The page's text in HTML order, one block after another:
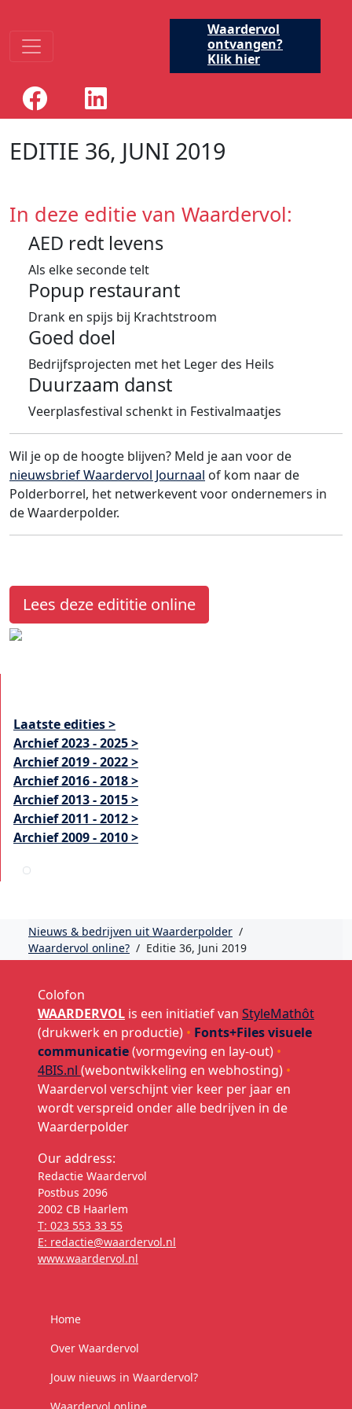
Waardervol
ontvangen?
Klik hier
EDITIE 36, JUNI 2019
In deze editie van Waardervol:
AED redt levens
Als elke seconde telt
Popup restaurant
Drank en spijs bij Krachtstroom
Goed doel
Bedrijfsprojecten met het Leger des Heils
Duurzaam danst
Veerplasfestival schenkt in Festivalmaatjes
Wil je op de hoogte blijven? Meld je aan voor de
nieuwsbrief Waardervol Journaal of kom naar de
Polderborrel, het netwerkevent voor ondernemers in
de Waarderpolder.
Lees deze edititie online
Laatste edities >
Archief 2023 - 2025 >
Archief 2019 - 2022 >
Archief 2016 - 2018 >
Archief 2013 - 2015 >
Archief 2011 - 2012 >
Archief 2009 - 2010 >
Nieuws & bedrijven uit Waarderpolder /
Waardervol online? / Editie 36, Juni 2019
Colofon
WAARDERVOL is een initiatief van StyleMathôt
(drukwerk en productie) • Fonts+Files visuele
communicatie(vormgeving en lay-out) •
4BIS.nl (webontwikkeling en webhosting) •
Waardervol verschijnt vier keer per jaar en
wordt verspreid onder alle bedrijven in de
Waarderpolder
Our address:
Redactie Waardervol
Postbus 2096
2002 CB Haarlem
T: 023 553 33 55
E: redactie@waardervol.nl
www.waardervol.nl
Home
Over Waardervol
Jouw nieuws in Waardervol?